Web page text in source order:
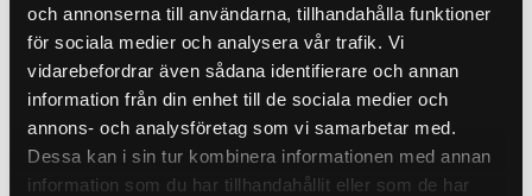
och annonserna till användarna, tillhandahålla funktioner
för sociala medier och analysera vår trafik. Vi
vidarebefordrar även sådana identifierare och annan
information från din enhet till de sociala medier och
annons- och analysföretag som vi samarbetar med.
Dessa kan i sin tur kombinera informationen med annan
information som du har tillhandahållit eller som de har